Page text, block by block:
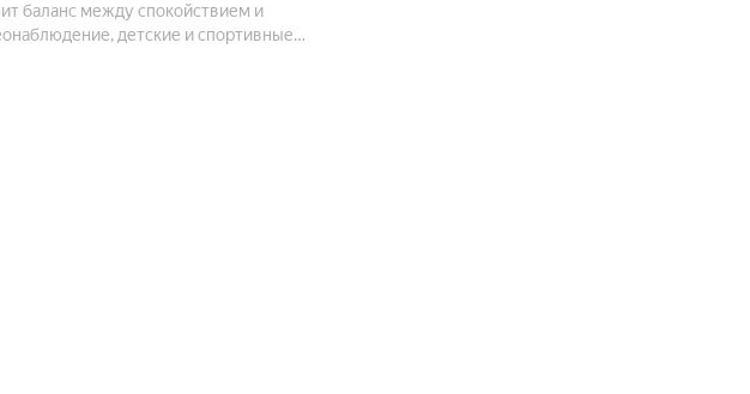
баланс между спокойствием и
детские и спортивные